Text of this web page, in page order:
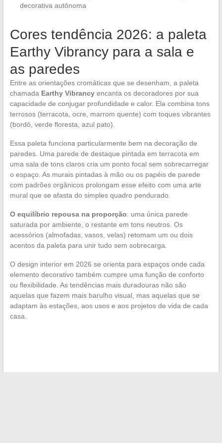
decorativa autônoma
Cores tendência 2026: a paleta
Earthy Vibrancy para a sala e
as paredes
Entre as orientações cromáticas que se desenham, a paleta
chamada Earthy Vibrancyencanta os decoradores por sua
capacidade de conjugar profundidade e calor. Ela combina tons
terrosos (terracota, ocre, marrom quente) com toques vibrantes
(bordô, verde floresta, azul pato).
Essa paleta funciona particularmente bem na decoração de
paredes. Uma parede de destaque pintada em terracota em
uma sala de tons claros cria um ponto focal sem sobrecarregar
o espaço. As murais pintadas à mão ou os papéis de parede
com padrões orgânicos prolongam esse efeito com uma arte
mural que se afasta do simples quadro pendurado.
O equilíbrio repousa na proporção: uma única parede
saturada por ambiente, o restante em tons neutros. Os
acessórios (almofadas, vasos, velas) retomam um ou dois
acentos da paleta para unir tudo sem sobrecarga.
O design interior em 2026 se orienta para espaços onde cada
elemento decorativo também cumpre uma função de conforto
ou flexibilidade. As tendências mais duradouras não são
aquelas que fazem mais barulho visual, mas aquelas que se
adaptam às estações, aos usos e aos projetos de vida de cada
casa.